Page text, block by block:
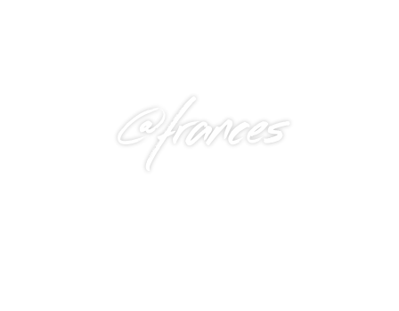
@frances